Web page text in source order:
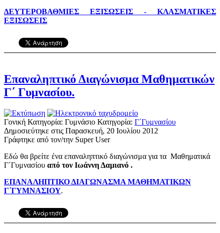
ΔΕΥΤΕΡΟΒΑΘΜΙΕΣ ΕΞΙΣΩΣΕΙΣ - ΚΛΑΣΜΑΤΙΚΕΣ
ΕΞΙΣΩΣΕΙΣ
Επαναληπτικό Διαγώνισμα Μαθηματικών
Γ΄ Γυμνασίου.
Γονική Κατηγορία: Γυμνάσιο Κατηγορία: Γ΄Γυμνασίου
Δημοσιεύτηκε στις Παρασκευή, 20 Ιουλίου 2012
Γράφτηκε από τον/την Super User
Εδώ θα βρείτε ένα επαναληπτικό διαγώνισμα για τα Μαθηματικά
Γ΄Γυμνασίου από τον Ιωάννη Δαμιανό .
ΕΠΑΝΑΛΗΠΤΙΚΟ ΔΙΑΓΩΝΑΣΜΑ ΜΑΘΗΜΑΤΙΚΩΝ
Γ΄ΓΥΜΝΑΣΙΟΥ.